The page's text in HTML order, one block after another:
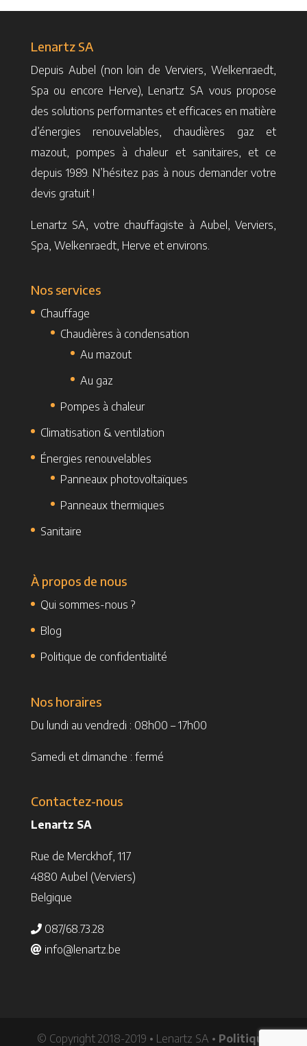
Lenartz SA
Depuis Aubel (non loin de Verviers, Welkenraedt,
Spa ou encore Herve), Lenartz SA vous propose
des solutions performantes et efficaces en matière
d’énergies renouvelables, chaudières gaz et
mazout, pompes à chaleur et sanitaires, et ce
depuis 1989. N’hésitez pas à nous demander votre
devis gratuit !
Lenartz SA, votre chauffagiste à Aubel, Verviers,
Spa, Welkenraedt, Herve et environs.
Nos services
Chauffage
Chaudières à condensation
Au mazout
Au gaz
Pompes à chaleur
Climatisation & ventilation
Énergies renouvelables
Panneaux photovoltaïques
Panneaux thermiques
Sanitaire
À propos de nous
Qui sommes-nous ?
Blog
Politique de confidentialité
Nos horaires
Du lundi au vendredi : 08h00 – 17h00
Samedi et dimanche : fermé
Contactez-nous
Lenartz SA
Rue de Merckhof, 117
4880 Aubel (Verviers)
Belgique
087/68.73.28
info@lenartz.be
© Copyright 2018-2019 • Lenartz SA • Politique